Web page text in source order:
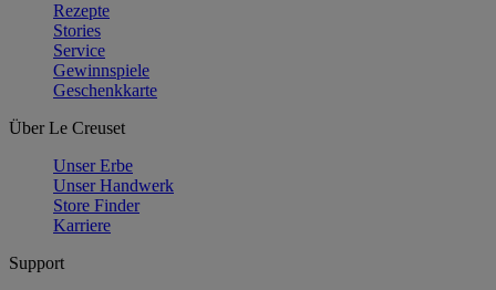
Rezepte
Stories
Service
Gewinnspiele
Geschenkkarte
Über Le Creuset
Unser Erbe
Unser Handwerk
Store Finder
Karriere
Support